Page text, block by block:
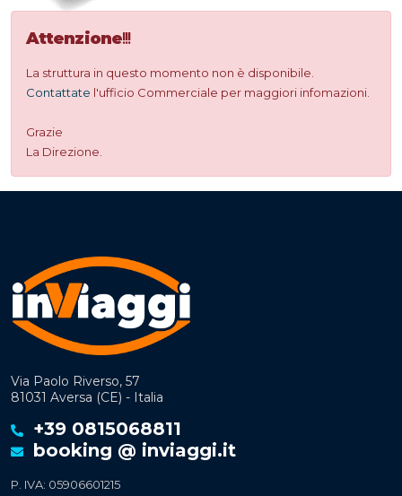
Attenzione!!!
La struttura in questo momento non è disponibile.
Contattate l'ufficio Commerciale per maggiori infomazioni.
Grazie
La Direzione.
Via Paolo Riverso, 57
81031 Aversa (CE) - Italia
+39 0815068811
booking @ inviaggi.it
P. IVA: 05906601215